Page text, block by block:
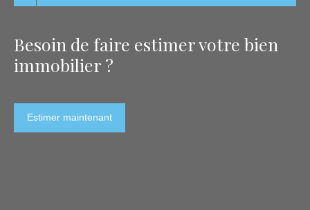
Besoin de faire estimer votre bien
immobilier ?
Estimer maintenant